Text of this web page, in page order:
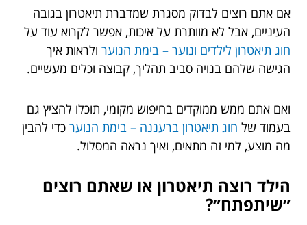
אם אתם רוצים לבדוק מסגרת שמדברת תיאטרון בגובה
העיניים, אבל לא מוותרת על איכות, אפשר לקרוא עוד על
חוג תיאטרון לילדים ונוער – בימת הנוער ולראות איך
הגישה שלהם בנויה סביב תהליך, קבוצה וכלים מעשיים.
ואם אתם ממש ממוקדים בחיפוש מקומי, תוכלו להציץ גם
בעמוד של חוג תיאטרון ברעננה – בימת הנוער כדי להבין
מה מוצע, למי זה מתאים, ואיך נראה המסלול.
הילד רוצה תיאטרון או שאתם רוצים
״שיתפתח״?